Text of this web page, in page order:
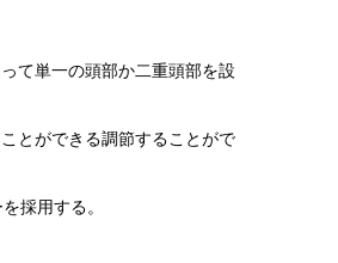
て単一の頭部か二重頭部を設
とができる調節することがで
採用する。